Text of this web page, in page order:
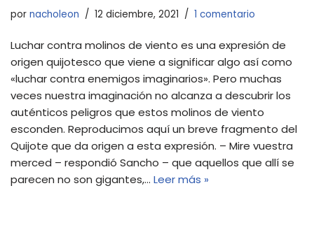
por nacholeon 12 diciembre, 2021 1 comentario
Luchar contra molinos de viento es una expresión de
origen quijotesco que viene a significar algo así como
«luchar contra enemigos imaginarios». Pero muchas
veces nuestra imaginación no alcanza a descubrir los
auténticos peligros que estos molinos de viento
esconden. Reproducimos aquí un breve fragmento del
Quijote que da origen a esta expresión. – Mire vuestra
merced – respondió Sancho – que aquellos que allí se
parecen no son gigantes,… Leer más »